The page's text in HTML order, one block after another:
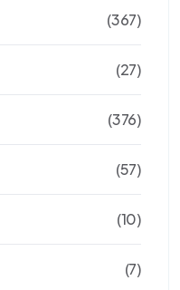
(367)
(27)
(376)
(57)
(10)
(7)